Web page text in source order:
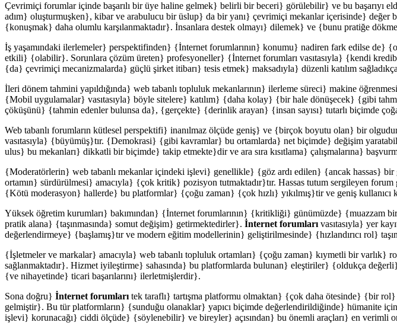
Çevrimiçi forumlar içinde başarılı bir üye haline gelmek} belirli bir beceri} görülebilir} ve bu
adım} oluşturmuşken}, kibar ve arabulucu bir üslup} da bir yanı} çevrimiçi mekanlar içerisinde}
{konuşmak} daha olumlu karşılanmaktadır}. İnsanlara destek olmayı} dilemek} ve {bunu pratiğe
İş yaşamındaki ilerlemeler} perspektifinden} {İnternet forumlarının} konumu} nadiren fark edilse
etkili} {olabilir}. Sorunlara çözüm üreten} profesyoneller} {İnternet forumları vasıtasıyla} {kendi
{da} çevrimiçi mecanizmalarda} güçlü şirket itibarı} tesis etmek} maksadıyla} düzenli katılım
İleri dönem tahmini yapıldığında} web tabanlı topluluk mekanlarının} ilerleme süreci} makine
{Mobil uygulamalar} vasıtasıyla} böyle sitelere} katılım} {daha kolay} {bir hale dönüşecek} {gibi
çöküşünü} {tahmin edenler bulunsa da}, {gerçekte} {derinlik arayan} {insan sayısı} tutarlı biçimde
Web tabanlı forumların kütlesel perspektifi} inanılmaz ölçüde geniş} ve {birçok boyutu olan} bir
vasıtasıyla} {büyümüş}tır. {Demokrasi} {gibi kavramlar} bu ortamlarda} net biçimde} değişim
ulus} bu mekanları} dikkatli bir biçimde} takip etmekte}dir ve ara sıra kısıtlama} çalışmalarına}
{Moderatörlerin} web tabanlı mekanlar içindeki işlevi} genellikle} {göz ardı edilen} {ancak hassas}
ortamın} sürdürülmesi} amacıyla} {çok kritik} pozisyon tutmaktadır}tır. Hassas tutum sergileyen
{Kötü moderasyon} hallerde} bu platformlar} {çoğu zaman} {çok hızlı} yıkılmış}tir ve geniş
Yüksek öğretim kurumları} bakımından} {İnternet forumlarının} {kritikliği} günümüzde}
pratik alana} {taşınmasında} somut değişim} getirmektedirler}. İnternet forumları vasıtasıyla} yer
değerlendirmeye} {başlamış}tır ve modern eğitim modellerinin} geliştirilmesinde} {hızlandırıcı rol}
{İşletmeler ve markalar} amacıyla} web tabanlı topluluk ortamları} {çoğu zaman} kıymetli bir
sağlanmaktadır}. Hizmet iyileştirme} sahasında} bu platformlarda bulunan} eleştiriler} {oldukça
{ve nihayetinde} ticari başarılarını} ilerletmişlerdir}.
Sona doğru} İnternet forumları tek taraflı} tartışma platformu olmaktan} {çok daha ötesinde} {bir
gelmiştir}. Bu tür platformların} {sunduğu olanaklar} yapıcı biçimde değerlendirildiğinde} hümanite
işlevi} korunacağı} ciddi ölçüde} {söylenebilir} ve bireyler} açısından} bu önemli araçları} en